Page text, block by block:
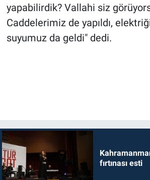
yapabilirdik? Vallahi siz
Caddelerimiz de yapıldı,
suyumuz da geldi" dedi.
fırtınası esti